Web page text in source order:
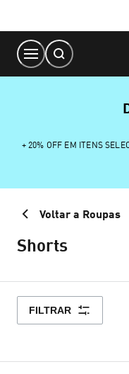
Content
+ 20% OFF EM ITENS
Voltar a Roupas
Shorts
FILTRAR